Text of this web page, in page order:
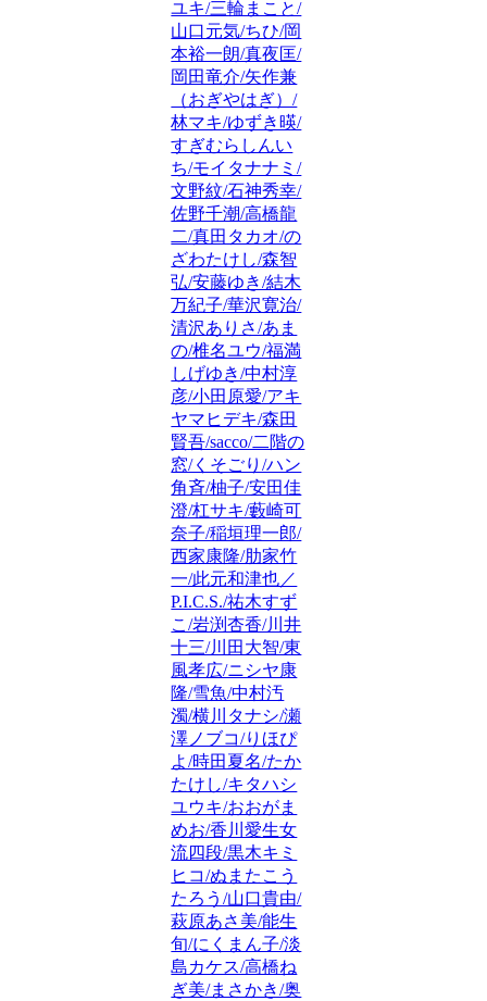
ユキ/三輪まこと/
山口元気/ちひ/岡
本裕一朗/真夜匡/
岡田竜介/矢作兼
（おぎやはぎ）/
林マキ/ゆずき暎/
すぎむらしんい
ち/モイタナナミ/
文野紋/石神秀幸/
佐野千潮/高橋龍
二/真田タカオ/の
ざわたけし/森智
弘/安藤ゆき/結木
万紀子/華沢寛治/
清沢ありさ/あま
の/椎名ユウ/福満
しげゆき/中村淳
彦/小田原愛/アキ
ヤマヒデキ/森田
賢吾/sacco/二階の
窓/くそごり/ハン
角斉/柚子/安田佳
澄/杠サキ/藪崎可
奈子/稲垣理一郎/
西家康隆/肋家竹
一/此元和津也／
P.I.C.S./祐木すず
こ/岩渕杏香/川井
十三/川田大智/東
風孝広/ニシヤ康
隆/雪魚/中村汚
濁/横川タナシ/瀬
澤ノブコ/りほぴ
よ/時田夏名/たか
たけし/キタハシ
ユウキ/おおがま
めお/香川愛生女
流四段/黒木キミ
ヒコ/ぬまたこう
たろう/山口貴由/
萩原あさ美/能生
旬/にくまん子/淡
島カケス/高橋ね
ぎ美/まさかき/奥